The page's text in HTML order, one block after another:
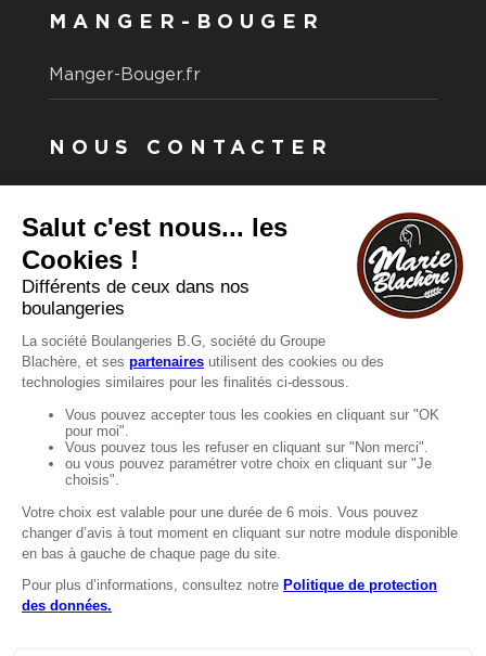
MANGER-BOUGER
Manger-Bouger.fr
NOUS CONTACTER
Vous souhaitez nous contacter ?
Consultez notre FAQ.
FAQ
Recrutement
MENTIONS
Mentions légales
Protection des données
LignÉthique
Caractéristiques environnementales des